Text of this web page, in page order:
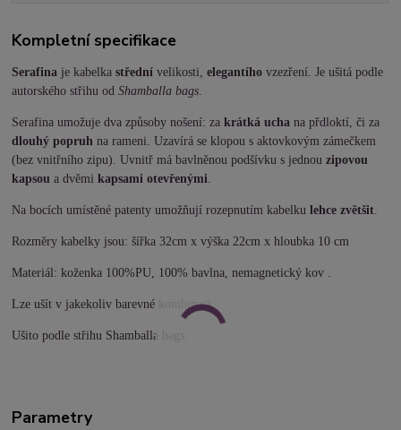
Kompletní specifikace
Serafina je kabelkastřední velikosti,elegantího vzezření. Je ušitá podle
autorského střihu odShamballa bags.
Serafina umožuje dva způsoby nošení: zakrátká ucha na přdloktí, či za
dlouhý popruh na rameni. Uzavírá se klopou s aktovkovým zámečkem
(bez vnitřního zipu). Uvnitř má bavlněnou podšívku s jednouzipovou
kapsou a dvěmikapsami otevřenými.
Na bocích umístěné patenty umožňují rozepnutím kabelkulehce zvětšit.
Rozměry kabelky jsou: šířka 32cm x výška 22cm x hloubka 10 cm
Materiál: koženka 100%PU, 100% bavlna, nemagnetický kov .
Lze ušít v jakekoliv barevné kombinaci.
Ušito podle střihu Shamballa bags.
Parametry